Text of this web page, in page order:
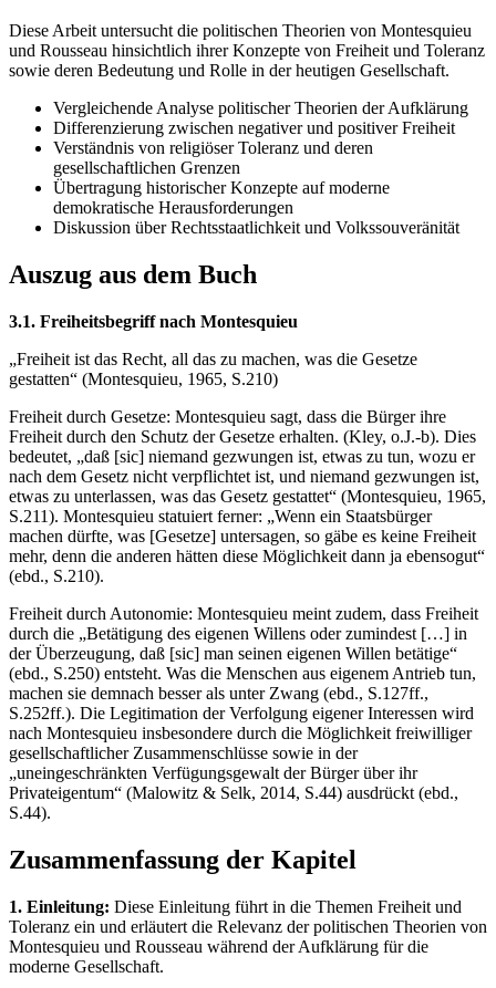
Diese Arbeit untersucht die politischen Theorien von Montesquieu
und Rousseau hinsichtlich ihrer Konzepte von Freiheit und Toleranz
sowie deren Bedeutung und Rolle in der heutigen Gesellschaft.
Vergleichende Analyse politischer Theorien der Aufklärung
Differenzierung zwischen negativer und positiver Freiheit
Verständnis von religiöser Toleranz und deren
gesellschaftlichen Grenzen
Übertragung historischer Konzepte auf moderne
demokratische Herausforderungen
Diskussion über Rechtsstaatlichkeit und Volkssouveränität
Auszug aus dem Buch
3.1. Freiheitsbegriff nach Montesquieu
„Freiheit ist das Recht, all das zu machen, was die Gesetze
gestatten“ (Montesquieu, 1965, S.210)
Freiheit durch Gesetze: Montesquieu sagt, dass die Bürger ihre
Freiheit durch den Schutz der Gesetze erhalten. (Kley, o.J.-b). Dies
bedeutet, „daß [sic] niemand gezwungen ist, etwas zu tun, wozu er
nach dem Gesetz nicht verpflichtet ist, und niemand gezwungen ist,
etwas zu unterlassen, was das Gesetz gestattet“ (Montesquieu, 1965,
S.211). Montesquieu statuiert ferner: „Wenn ein Staatsbürger
machen dürfte, was [Gesetze] untersagen, so gäbe es keine Freiheit
mehr, denn die anderen hätten diese Möglichkeit dann ja ebensogut“
(ebd., S.210).
Freiheit durch Autonomie: Montesquieu meint zudem, dass Freiheit
durch die „Betätigung des eigenen Willens oder zumindest […] in
der Überzeugung, daß [sic] man seinen eigenen Willen betätige“
(ebd., S.250) entsteht. Was die Menschen aus eigenem Antrieb tun,
machen sie demnach besser als unter Zwang (ebd., S.127ff.,
S.252ff.). Die Legitimation der Verfolgung eigener Interessen wird
nach Montesquieu insbesondere durch die Möglichkeit freiwilliger
gesellschaftlicher Zusammenschlüsse sowie in der
„uneingeschränkten Verfügungsgewalt der Bürger über ihr
Privateigentum“ (Malowitz & Selk, 2014, S.44) ausdrückt (ebd.,
S.44).
Zusammenfassung der Kapitel
1. Einleitung: Diese Einleitung führt in die Themen Freiheit und
Toleranz ein und erläutert die Relevanz der politischen Theorien von
Montesquieu und Rousseau während der Aufklärung für die
moderne Gesellschaft.